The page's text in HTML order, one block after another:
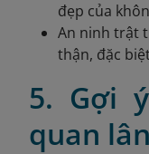
đẹp của
An ninh trật
thận, đặc
5. Gợi
quan